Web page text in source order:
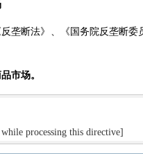
断法》、《国务院反垄断委
市场。
processing this directive]